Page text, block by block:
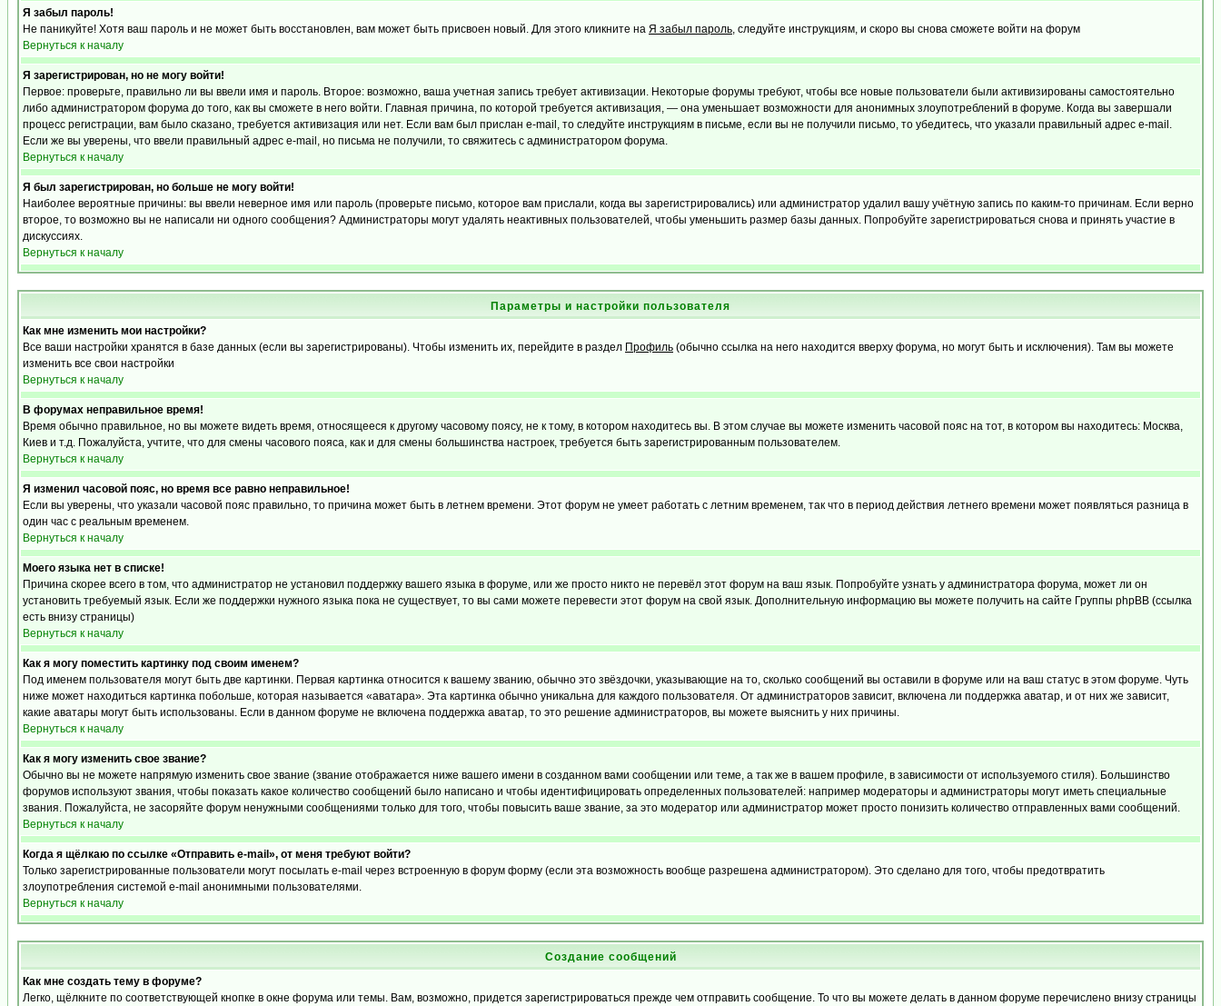
Я забыл пароль!
Не паникуйте! Хотя ваш пароль и не может быть восстановлен, вам может быть присвоен новый. Для этого кликните на Я забыл пароль, следуйте инструкциям, и скоро вы снова сможете войти на форум
Вернуться к началу
Я зарегистрирован, но не могу войти!
Первое: проверьте, правильно ли вы ввели имя и пароль. Второе: возможно, ваша учетная запись требует активизации. Некоторые форумы требуют, чтобы все новые пользователи были активизированы самостоятельно
либо администратором форума до того, как вы сможете в него войти. Главная причина, по которой требуется активизация, — она уменьшает возможности для анонимных злоупотреблений в форуме. Когда вы завершали
процесс регистрации, вам было сказано, требуется активизация или нет. Если вам был прислан e-mail, то следуйте инструкциям в письме, если вы не получили письмо, то убедитесь, что указали правильный адрес e-mail.
Если же вы уверены, что ввели правильный адрес e-mail, но письма не получили, то свяжитесь с администратором форума.
Вернуться к началу
Я был зарегистрирован, но больше не могу войти!
Наиболее вероятные причины: вы ввели неверное имя или пароль (проверьте письмо, которое вам прислали, когда вы зарегистрировались) или администратор удалил вашу учётную запись по каким-то причинам. Если верно
второе, то возможно вы не написали ни одного сообщения? Администраторы могут удалять неактивных пользователей, чтобы уменьшить размер базы данных. Попробуйте зарегистрироваться снова и принять участие в
дискуссиях.
Вернуться к началу
Параметры и настройки пользователя
Как мне изменить мои настройки?
Все ваши настройки хранятся в базе данных (если вы зарегистрированы). Чтобы изменить их, перейдите в раздел Профиль (обычно ссылка на него находится вверху форума, но могут быть и исключения). Там вы можете
изменить все свои настройки
Вернуться к началу
В форумах неправильное время!
Время обычно правильное, но вы можете видеть время, относящееся к другому часовому поясу, не к тому, в котором находитесь вы. В этом случае вы можете изменить часовой пояс на тот, в котором вы находитесь: Москва,
Киев и т.д. Пожалуйста, учтите, что для смены часового пояса, как и для смены большинства настроек, требуется быть зарегистрированным пользователем.
Вернуться к началу
Я изменил часовой пояс, но время все равно неправильное!
Если вы уверены, что указали часовой пояс правильно, то причина может быть в летнем времени. Этот форум не умеет работать с летним временем, так что в период действия летнего времени может появляться разница в
один час с реальным временем.
Вернуться к началу
Моего языка нет в списке!
Причина скорее всего в том, что администратор не установил поддержку вашего языка в форуме, или же просто никто не перевёл этот форум на ваш язык. Попробуйте узнать у администратора форума, может ли он
установить требуемый язык. Если же поддержки нужного языка пока не существует, то вы сами можете перевести этот форум на свой язык. Дополнительную информацию вы можете получить на сайте Группы phpBB (ссылка
есть внизу страницы)
Вернуться к началу
Как я могу поместить картинку под своим именем?
Под именем пользователя могут быть две картинки. Первая картинка относится к вашему званию, обычно это звёздочки, указывающие на то, сколько сообщений вы оставили в форуме или на ваш статус в этом форуме. Чуть
ниже может находиться картинка побольше, которая называется «аватара». Эта картинка обычно уникальна для каждого пользователя. От администраторов зависит, включена ли поддержка аватар, и от них же зависит,
какие аватары могут быть использованы. Если в данном форуме не включена поддержка аватар, то это решение администраторов, вы можете выяснить у них причины.
Вернуться к началу
Как я могу изменить свое звание?
Обычно вы не можете напрямую изменить свое звание (звание отображается ниже вашего имени в созданном вами сообщении или теме, а так же в вашем профиле, в зависимости от используемого стиля). Большинство
форумов используют звания, чтобы показать какое количество сообщений было написано и чтобы идентифицировать определенных пользователей: например модераторы и администраторы могут иметь специальные
звания. Пожалуйста, не засоряйте форум ненужными сообщениями только для того, чтобы повысить ваше звание, за это модератор или администратор может просто понизить количество отправленных вами сообщений.
Вернуться к началу
Когда я щёлкаю по ссылке «Отправить e-mail», от меня требуют войти?
Только зарегистрированные пользователи могут посылать e-mail через встроенную в форум форму (если эта возможность вообще разрешена администратором). Это сделано для того, чтобы предотвратить
злоупотребления системой e-mail анонимными пользователями.
Вернуться к началу
Создание сообщений
Как мне создать тему в форуме?
Легко, щёлкните по соответствующей кнопке в окне форума или темы. Вам, возможно, придется зарегистрироваться прежде чем отправить сообщение. То что вы можете делать в данном форуме перечислено внизу страницы